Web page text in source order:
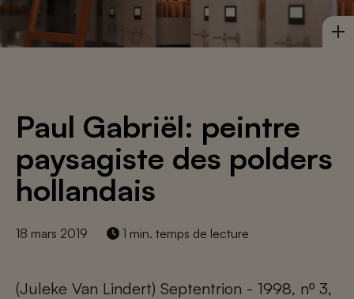
Paul Gabriël: peintre
paysagiste des polders
hollandais
18 mars 2019 1 min. temps de lecture
(Juleke Van Lindert) Septentrion - 1998, nº 3,